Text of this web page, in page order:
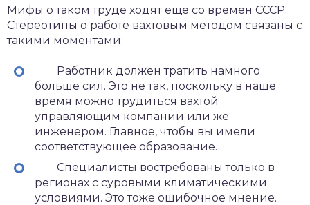
Мифы о таком труде ходят еще со времен СССР.
Стереотипы о работе вахтовым методом связаны с
такими моментами:
Работник должен тратить намного
больше сил. Это не так, поскольку в наше
время можно трудиться вахтой
управляющим компании или же
инженером. Главное, чтобы вы имели
соответствующее образование.
Специалисты востребованы только в
регионах с суровыми климатическими
условиями. Это тоже ошибочное мнение.